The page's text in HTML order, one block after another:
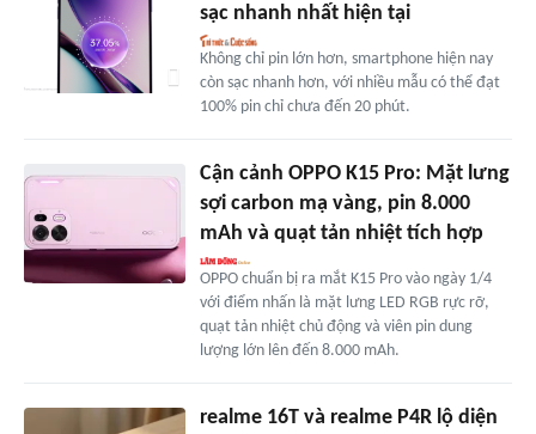
sạc nhanh nhất hiện tại
Không chỉ pin lớn hơn, smartphone hiện nay
còn sạc nhanh hơn, với nhiều mẫu có thể đạt
100% pin chỉ chưa đến 20 phút.
Cận cảnh OPPO K15 Pro: Mặt lưng
sợi carbon mạ vàng, pin 8.000
mAh và quạt tản nhiệt tích hợp
OPPO chuẩn bị ra mắt K15 Pro vào ngày 1/4
với điểm nhấn là mặt lưng LED RGB rực rỡ,
quạt tản nhiệt chủ động và viên pin dung
lượng lớn lên đến 8.000 mAh.
realme 16T và realme P4R lộ diện